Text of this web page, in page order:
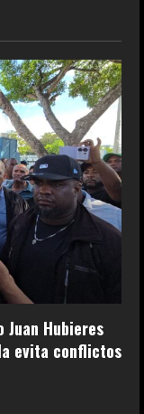
Hubieres
evita conflictos